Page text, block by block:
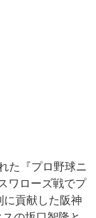
た『プロ野球ニ
ワローズ戦でプ
に貢献した阪神